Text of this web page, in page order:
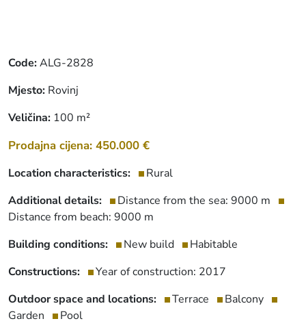
Code:ALG-2828
Mjesto: Rovinj
Veličina: 100 m²
Prodajna cijena: 450.000 €
Location characteristics:
Rural
Additional details:
Distance from the sea: 9000 m
Distance from beach: 9000 m
Building conditions:
New build
Habitable
Constructions:
Year of construction: 2017
Outdoor space and locations:
Terrace
Balcony
Garden
Pool